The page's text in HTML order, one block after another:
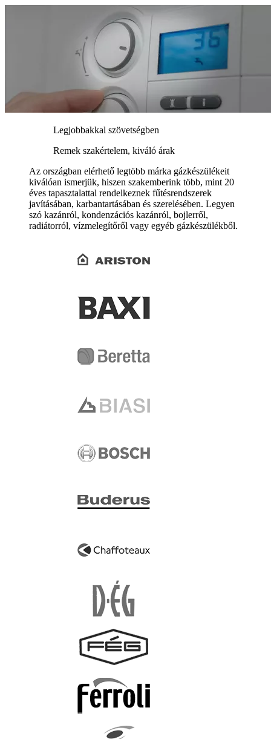
Legjobbakkal szövetségben
Remek szakértelem, kiváló árak
Az országban elérhető legtöbb márka gázkészülékeit
kiválóan ismerjük, hiszen szakemberink több, mint 20
éves tapasztalattal rendelkeznek fűtésrendszerek
javításában, karbantartásában és szerelésében. Legyen
szó kazánról, kondenzációs kazánról, bojlerről,
radiátorról, vízmelegítőről vagy egyéb gázkészülékből.